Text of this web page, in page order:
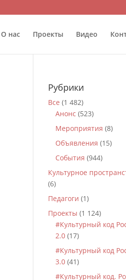
О нас Проекты Видео
Рубрики
Все (1 482)
Анонс (523)
Мероприятия (8)
Объявления (15)
События (944)
Культурное
(6)
Педагоги (1)
Проекты (1 124)
#Культурный код
2.0 (17)
#Культурный код
3.0 (41)
#Культурный код.